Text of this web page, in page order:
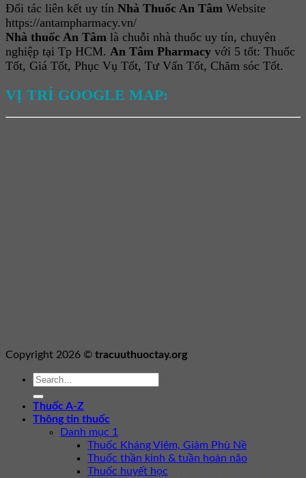
Đối tác liên kết uy tín Nhà Thuốc An Tâm Website
https://antampharmacy.vn/
Nhà thuốc An Tâm là chuỗi nhà thuốc uy tín, chuyên
nghiệp tại Tp HCM. An Tâm Pharmacy với 5 tốt: Thuốc
Tốt, Giá Tốt, Phục Vụ Tốt, Tư Vấn Tốt, Chăm sóc Tốt.
VỊ TRÍ GOOGLE MAP:
Copyright 2026 © tracuuthuoctay.org
Thuốc A-Z
Thông tin thuốc
Danh mục 1
Thuốc Kháng Viêm, Giảm Phù Nề
Thuốc thần kinh & tuần hoàn não
Thuốc huyết học